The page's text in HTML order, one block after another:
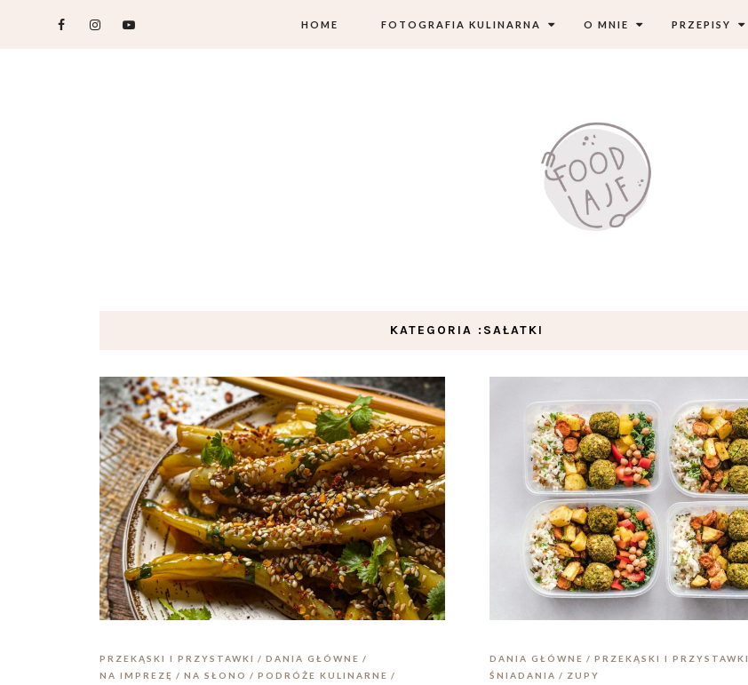
HOME FOTOGRAFIA KULINARNA O MNIE PRZEPISY
KATEGORIA :SAŁATKI
PRZEKĄSKI I PRZYSTAWKI
DANIA GŁÓWNE
NA IMPREZĘ
NA SŁONO
PODRÓŻE KULINARNE
DANIA GŁÓWNE PRZEKĄSKI I PRZYSTAWKI
ŚNIADANIA
ZUPY